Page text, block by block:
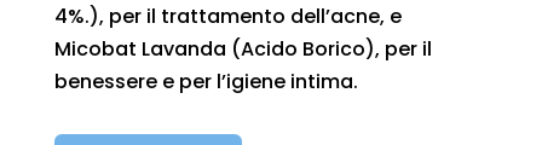
4%.), per il trattamento dell’acne, e
Micobat Lavanda (Acido Borico), per il
benessere e per l’igiene intima.